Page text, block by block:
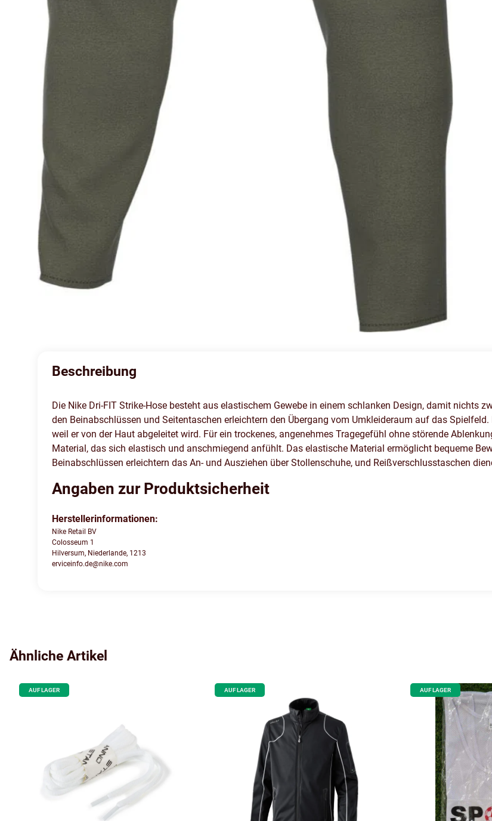
Beschreibung
Die Nike Dri-FIT Strike-Hose besteht aus elastischem Gewebe in einem schlanken Design, damit nichts
den Beinabschlüssen und Seitentaschen erleichtern den Übergang vom Umkleideraum auf das
weil er von der Haut abgeleitet wird. Für ein trockenes, angenehmes Tragegefühl ohne störende
Material, das sich elastisch und anschmiegend anfühlt. Das elastische Material ermöglicht bequeme
Beinabschlüssen erleichtern das An- und Ausziehen über Stollenschuhe, und Reißverschlusstaschen
Angaben zur Produktsicherheit
Herstellerinformationen:
Nike Retail BV
Colosseum 1
Hilversum, Niederlande, 1213
erviceinfo.de@nike.com
Ähnliche Artikel
AUF LAGER AUF LAGER AUF LAGER